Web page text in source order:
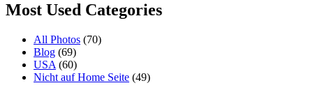
Most Used Categories
All Photos (70)
Blog (69)
USA (60)
Nicht auf Home Seite (49)